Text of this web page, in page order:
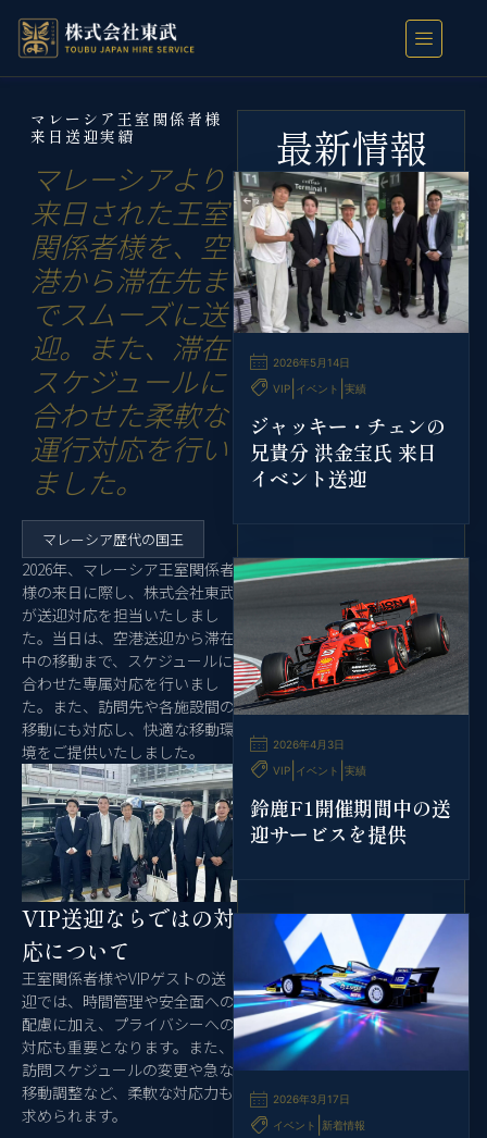
マレーシア王室関係者様
来日送迎実績
マレーシアより
来日された王室
関係者様を、空
港から滞在先ま
でスムーズに送
迎。また、滞在
スケジュールに
合わせた柔軟な
運行対応を行い
ました。
マレーシア歴代の国王
2026年、マレーシア王室関係者
様の来日に際し、株式会社東武
が送迎対応を担当いたしまし
た。当日は、空港送迎から滞在
中の移動まで、スケジュールに
合わせた専属対応を行いまし
た。また、訪問先や各施設間の
移動にも対応し、快適な移動環
境をご提供いたしました。
VIP送迎ならではの対
応について
王室関係者様やVIPゲストの送
迎では、時間管理や安全面への
配慮に加え、プライバシーへの
対応も重要となります。また、
訪問スケジュールの変更や急な
移動調整など、柔軟な対応力も
求められます。
最新情報
2026年5月14日
VIP イベント |実績
ジャッキー・チェンの
兄貴分 洪金宝氏 来日
イベント送迎
2026年4月3日
VIP イベント |実績
鈴鹿F1開催期間中の送
迎サービスを提供
2026年3月17日
イベント |新着情報